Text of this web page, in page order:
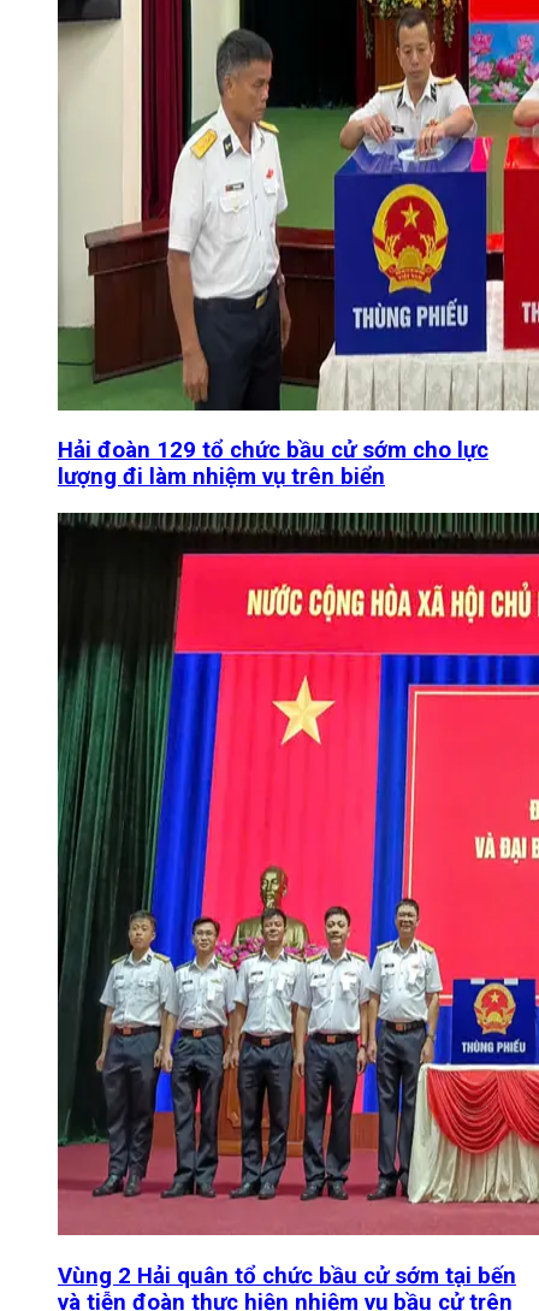
Hải đoàn 129 tổ chức bầu cử sớm cho lực
lượng đi làm nhiệm vụ trên biển
Vùng 2 Hải quân tổ chức bầu cử sớm tại bến
và tiễn đoàn thực hiện nhiệm vụ bầu cử trên